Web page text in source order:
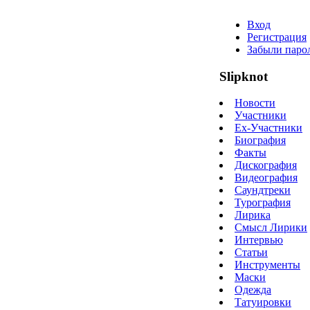
Вход
Регистрация
Забыли
Slipknot
Новости
Участники
Ex-Участники
Биография
Факты
Дискография
Видеография
Саундтреки
Турография
Лирика
Смысл Лирики
Интервью
Статьи
Инструменты
Маски
Одежда
Татуировки